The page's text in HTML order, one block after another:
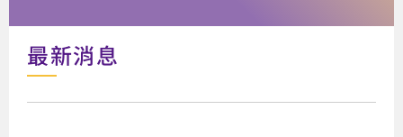
最新消息